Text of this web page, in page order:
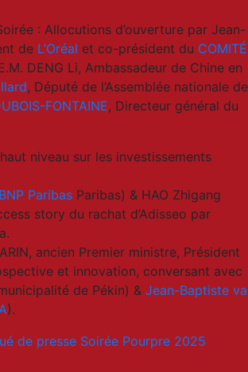
: Allocutions d’ouverture par Jean-
de L’Oréal et co-président du COMITÉ
DENG Li, Ambassadeur de Chine en
, Député de l’Assemblée nationale de
FONTAINE, Directeur général du
niveau sur les investissements
BNP Paribas Paribas) & HAO Zhigang
story du rachat d’Adisseo par
ancien Premier ministre, Président
et innovation, conversant avec
de Pékin) &Jean-Baptiste
).
de presse Soirée Pourpre 2025